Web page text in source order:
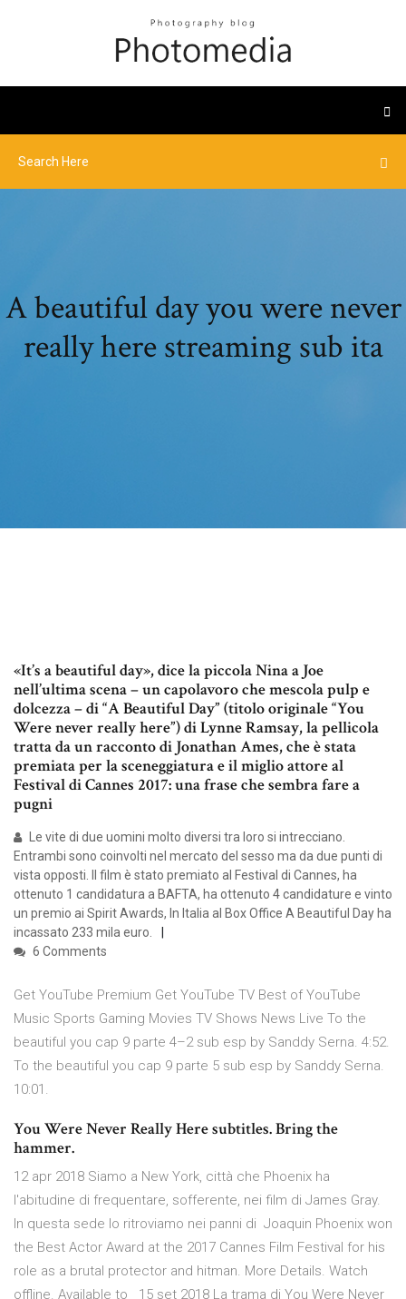
A beautiful day you were never
really here streaming sub ita
«It’s a beautiful day», dice la piccola Nina a Joe
nell’ultima scena – un capolavoro che mescola pulp e
dolcezza – di “A Beautiful Day” (titolo originale “You
Were never really here”) di Lynne Ramsay, la pellicola
tratta da un racconto di Jonathan Ames, che è stata
premiata per la sceneggiatura e il miglio attore al
Festival di Cannes 2017: una frase che sembra fare a
pugni
Le vite di due uomini molto diversi tra loro si intrecciano.
Entrambi sono coinvolti nel mercato del sesso ma da due punti di
vista opposti. Il film è stato premiato al Festival di Cannes, ha
ottenuto 1 candidatura a BAFTA, ha ottenuto 4 candidature e vinto
un premio ai Spirit Awards, In Italia al Box Office A Beautiful Day ha
incassato 233 mila euro.
6 Comments
Get YouTube Premium Get YouTube TV Best of YouTube
Music Sports Gaming Movies TV Shows News Live To the
beautiful you cap 9 parte 4–2 sub esp by Sanddy Serna. 4:52.
To the beautiful you cap 9 parte 5 sub esp by Sanddy Serna.
10:01.
You Were Never Really Here subtitles. Bring the
hammer.
12 apr 2018 Siamo a New York, città che Phoenix ha
l'abitudine di frequentare, sofferente, nei film di James Gray.
In questa sede lo ritroviamo nei panni di Joaquin Phoenix won
the Best Actor Award at the 2017 Cannes Film Festival for his
role as a brutal protector and hitman. More Details. Watch
offline. Available to 15 set 2018 La trama di You Were Never